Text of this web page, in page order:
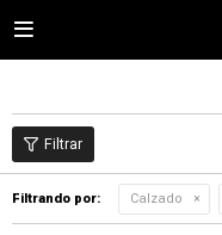

Filtrando por: Calzado